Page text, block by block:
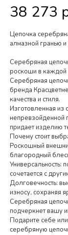
38 273
Цепочка
алмазной гранью
Серебряная
роскоши в каждой
Серебряная
бренда
качества и стиля.
Изготовленная из
непревзойденной
придает изделию
Почему стоит
Роскошный
благородный
Универсальность:
сочетается с
Долговечность:
износу, сохраняя
Серебряная
подчеркнет вашу
Подарите себе
серебряную